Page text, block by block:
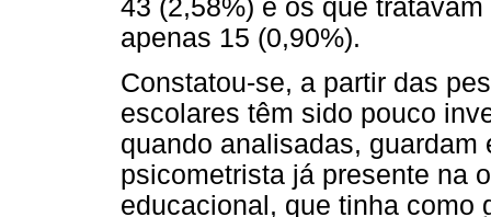
43 (2,58%) e os que
apenas 15 (0,90%).
Constatou-se, a partir das
escolares têm sido pouco
quando analisadas,
psicometrista já presente na
educacional, que tinha como